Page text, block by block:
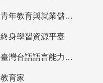
青年教育與就業儲蓄帳戶
終身學習資源平臺
臺灣台語語言能力認證網站
教育家